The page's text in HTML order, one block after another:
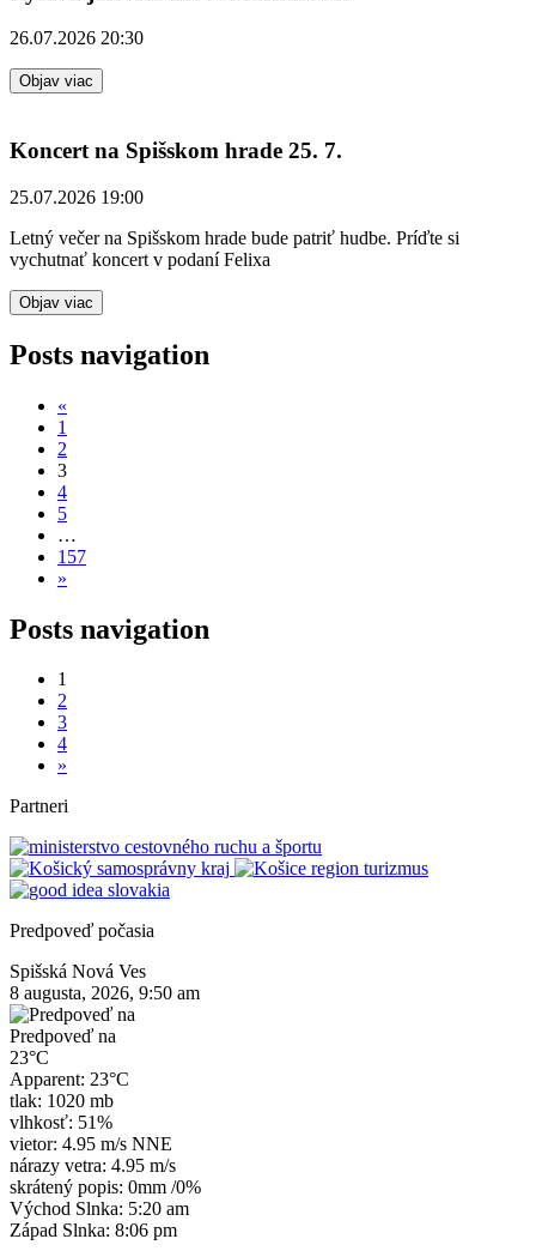
26.07.2026 20:30
Objav viac
Koncert na Spišskom hrade 25. 7.
25.07.2026 19:00
Letný večer na Spišskom hrade bude patriť hudbe. Príďte si
vychutnať koncert v podaní Felixa
Objav viac
Posts navigation
«
1
2
3
4
5
…
157
»
Posts navigation
1
2
3
4
»
Partneri
Predpoveď počasia
Spišská Nová Ves
8 augusta, 2026, 9:50 am
Predpoveď na
23°C
Apparent: 23°C
tlak: 1020 mb
vlhkosť: 51%
vietor: 4.95 m/s NNE
nárazy vetra: 4.95 m/s
skrátený popis: 0mm /0%
Východ Slnka: 5:20 am
Západ Slnka: 8:06 pm